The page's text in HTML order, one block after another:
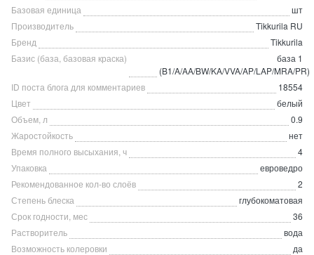
Базовая единица
шт
Производитель
Tikkurila RU
Бренд
Tikkurila
Базис (база, базовая краска)
база 1
(B1/A/AA/BW/KA/VVA/AP/LAP/MRA/PR)
ID поста блога для комментариев
18554
Цвет
белый
Объем, л
0.9
Жаростойкость
нет
Время полного высыхания, ч
4
Упаковка
евроведро
Рекомендованное кол-во слоёв
2
Степень блеска
глубокоматовая
Срок годности, мес
36
Растворитель
вода
Возможность колеровки
да